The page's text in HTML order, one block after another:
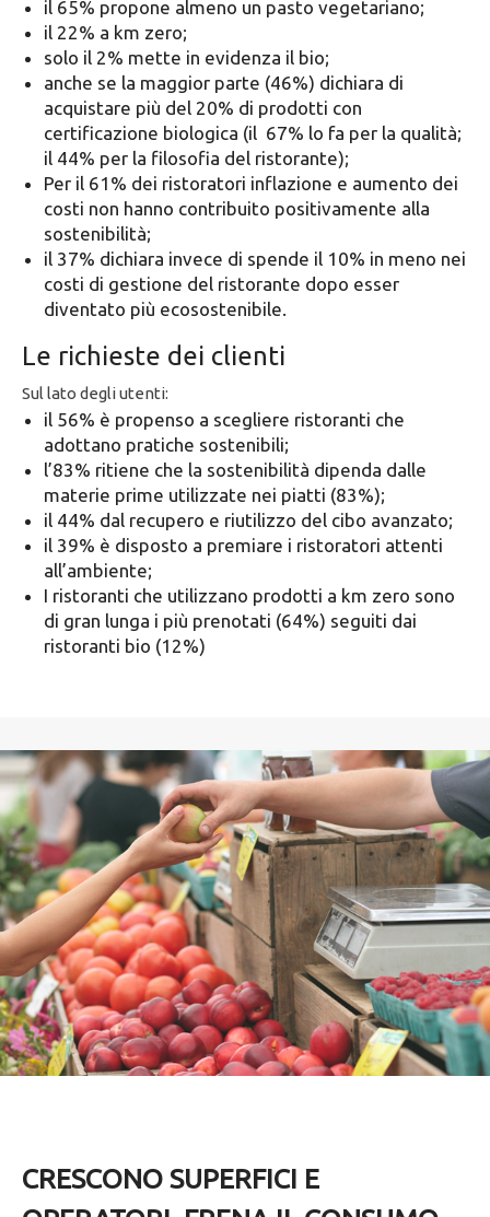
il 65% propone almeno un pasto vegetariano;
il 22% a km zero;
solo il 2% mette in evidenza il bio;
anche se la maggior parte (46%) dichiara di
acquistare più del 20% di prodotti con
certificazione biologica (il 67% lo fa per la qualità;
il 44% per la filosofia del ristorante);
Per il 61% dei ristoratori inflazione e aumento dei
costi non hanno contribuito positivamente alla
sostenibilità;
il 37% dichiara invece di spende il 10% in meno nei
costi di gestione del ristorante dopo esser
diventato più ecosostenibile.
Le richieste dei clienti
Sul lato degli utenti:
il 56% è propenso a scegliere ristoranti che
adottano pratiche sostenibili;
l’83% ritiene che la sostenibilità dipenda dalle
materie prime utilizzate nei piatti (83%);
il 44% dal recupero e riutilizzo del cibo avanzato;
il 39% è disposto a premiare i ristoratori attenti
all’ambiente;
I ristoranti che utilizzano prodotti a km zero sono
di gran lunga i più prenotati (64%) seguiti dai
ristoranti bio (12%)
CRESCONO SUPERFICI E